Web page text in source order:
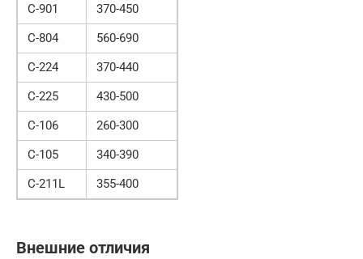
C-901
370-450
C-804
560-690
C-224
370-440
C-225
430-500
C-106
260-300
C-105
340-390
C-211L
355-400
Внешние отличия